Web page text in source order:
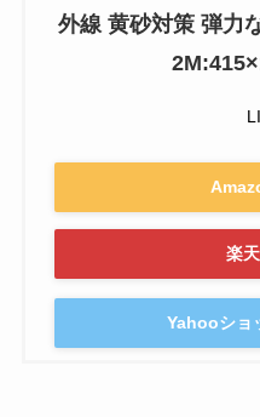
外線 黄砂対策 弾力
楽
Yahooショ